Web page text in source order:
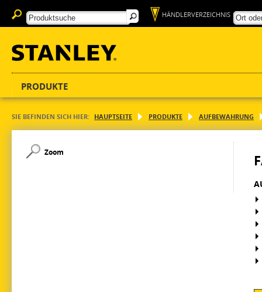
HÄNDLERVERZEICHNIS
PRODUKTE
SIE BEFINDEN SICH HIER: HAUPTSEITE PRODUKTE AUFBEWAHRUNG
Zoom